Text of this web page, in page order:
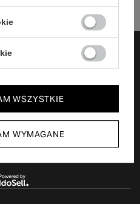
WYMAGANE
WSZYSTKIE